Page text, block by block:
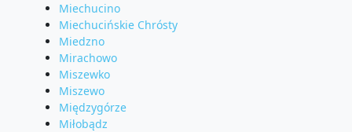
Miechucino
Miechucińskie Chrósty
Miedzno
Mirachowo
Miszewko
Miszewo
Międzygórze
Miłobądz